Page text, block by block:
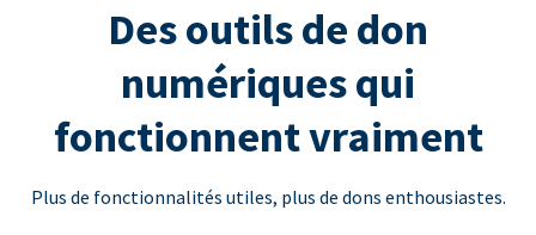
Des outils de don
numériques qui
fonctionnent vraiment
Plus de fonctionnalités utiles, plus de dons enthousiastes.